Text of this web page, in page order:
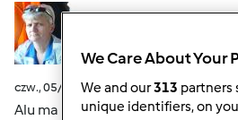
czw., 05/07/2015 - 17:35
Alu ma źle leczone zapalenie
We Care About Your
We and our313 partners
unique identifiers, on